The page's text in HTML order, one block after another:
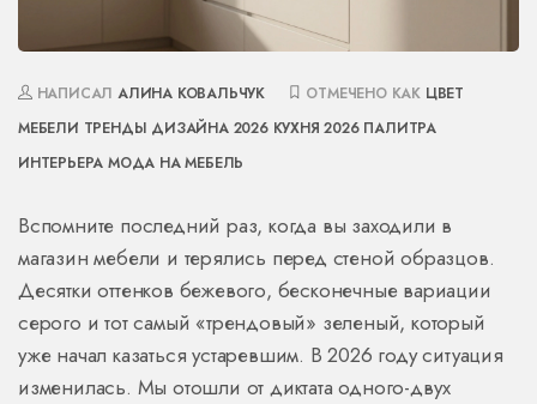
НАПИСАЛАЛИНА КОВАЛЬЧУК ОТМЕЧЕНО КАК ЦВЕТ
МЕБЕЛИ ТРЕНДЫ ДИЗАЙНА 2026 КУХНЯ 2026 ПАЛИТРА
ИНТЕРЬЕРА МОДА НА МЕБЕЛЬ
Вспомните последний раз, когда вы заходили в
магазин мебели и терялись перед стеной образцов.
Десятки оттенков бежевого, бесконечные вариации
серого и тот самый «трендовый» зеленый, который
уже начал казаться устаревшим. В 2026 году ситуация
изменилась. Мы отошли от диктата одного-двух